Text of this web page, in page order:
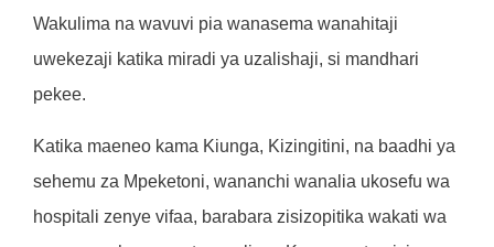
Wakulima na wavuvi pia wanasema wanahitaji
uwekezaji katika miradi ya uzalishaji, si mandhari
pekee.
Katika maeneo kama Kiunga, Kizingitini, na baadhi ya
sehemu za Mpeketoni, wananchi wanalia ukosefu wa
hospitali zenye vifaa, barabara zisizopitika wakati wa